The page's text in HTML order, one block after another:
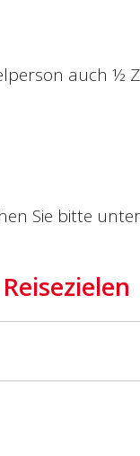
auch ½
Sie bitte unter